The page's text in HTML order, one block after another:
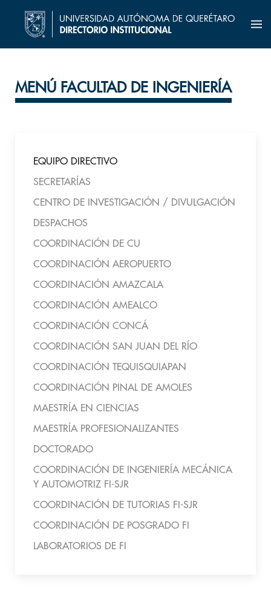
MENÚ FACULTAD DE INGENIERÍA
EQUIPO DIRECTIVO
SECRETARÍAS
CENTRO DE INVESTIGACIÓN / DIVULGACIÓN
DESPACHOS
COORDINACIÓN DE CU
COORDINACIÓN AEROPUERTO
COORDINACIÓN AMAZCALA
COORDINACIÓN AMEALCO
COORDINACIÓN CONCÁ
COORDINACIÓN SAN JUAN DEL RÍO
COORDINACIÓN TEQUISQUIAPAN
COORDINACIÓN PINAL DE AMOLES
MAESTRÍA EN CIENCIAS
MAESTRÍA PROFESIONALIZANTES
DOCTORADO
COORDINACIÓN DE INGENIERÍA MECÁNICA
Y AUTOMOTRIZ FI-SJR
COORDINACIÓN DE TUTORIAS FI-SJR
COORDINACIÓN DE POSGRADO FI
LABORATORIOS DE FI